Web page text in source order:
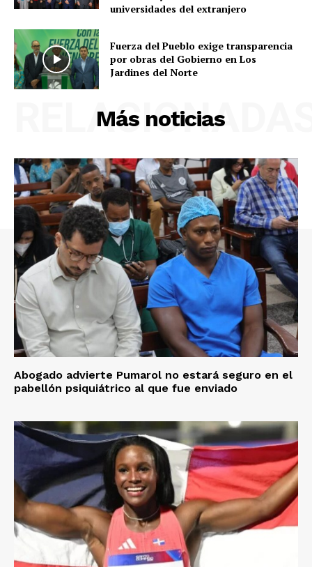
universidades del extranjero
Fuerza del Pueblo exige transparencia
por obras del Gobierno en Los
Jardines del Norte
Más noticias
Abogado advierte Pumarol no estará seguro en el
pabellón psiquiátrico al que fue enviado